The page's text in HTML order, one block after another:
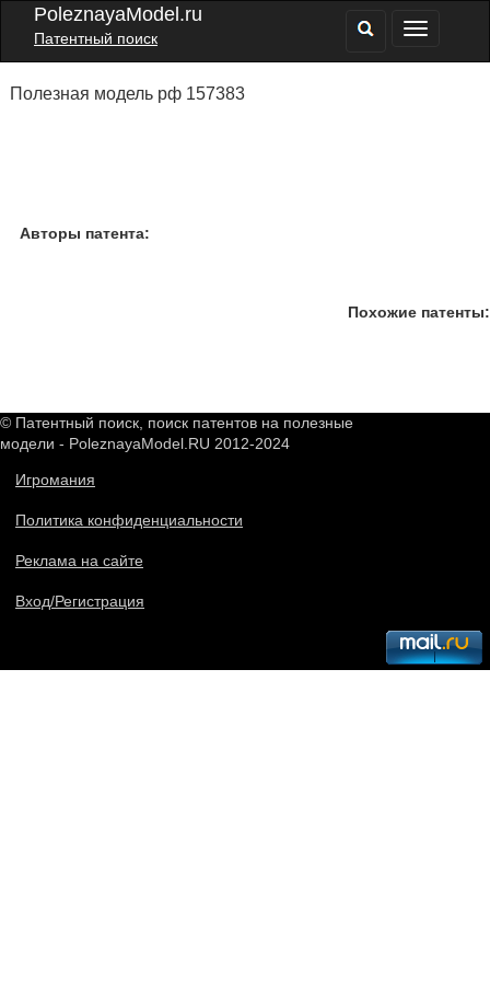
PoleznayaModel.ru
Патентный поиск
Полезная модель рф 157383
Авторы патента:
Похожие патенты:
© Патентный поиск, поиск патентов на полезные
модели - PoleznayaModel.RU 2012-2024
Игромания
Политика конфиденциальности
Реклама на сайте
Вход/Регистрация